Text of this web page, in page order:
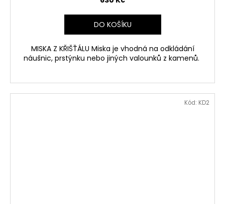
DO KOŠÍKU
MISKA Z KŘIŠŤÁLU Miska je vhodná na odkládání
náušnic, prstýnku nebo jiných valounků z kamenů.
Kód: KD2